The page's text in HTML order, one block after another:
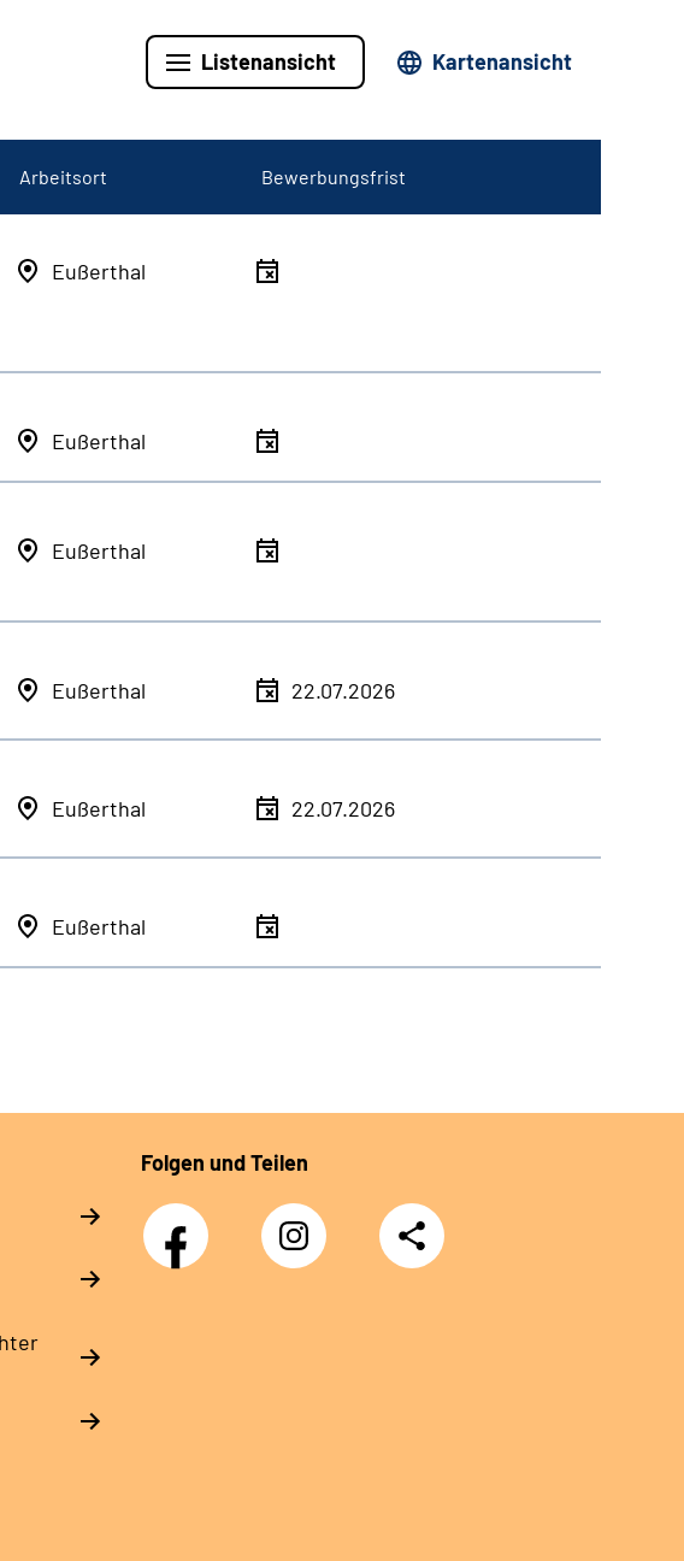
Listenansicht Kartenansicht
Arbeitsort Bewerbungsfrist
Eußerthal
Eußerthal
Eußerthal
Eußerthal 22.07.2026
Eußerthal 22.07.2026
Eußerthal
Folgen und Teilen
Facebook
Instagram
DRV
Nachwuchskräfte
Teilen